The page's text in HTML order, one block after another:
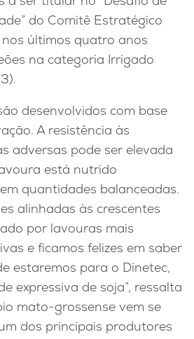
do Comitê Estratégico
nos últimos quatro anos
na categoria Irrigado
desenvolvidos com base
A resistência às
adversas pode ser elevada
está nutrido
quantidades balanceadas.
alinhadas às crescentes
por lavouras mais
e ficamos felizes em saber
estaremos para o Dinetec,
expressiva de soja”, ressalta
mato-grossense vem se
dos principais produtores